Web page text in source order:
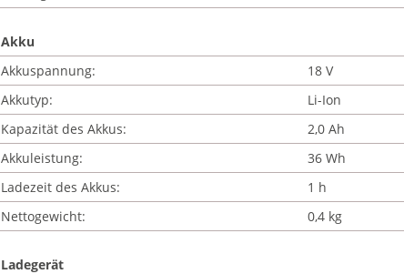
Akku
Akkuspannung:
18 V
Akkutyp:
Li-Ion
Kapazität des Akkus:
2,0 Ah
Akkuleistung:
36 Wh
Ladezeit des Akkus:
1 h
Nettogewicht:
0,4 kg
Ladegerät